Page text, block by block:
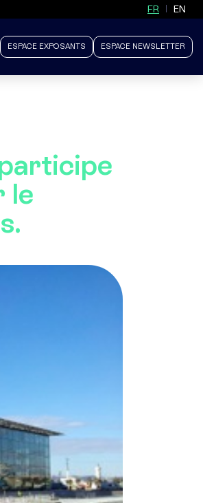
FR EN
ESPACE EXPOSANTS ESPACE NEWSLETTER
le